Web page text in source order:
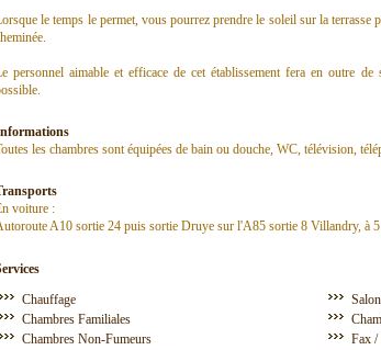
le temps le permet, vous pourrez prendre le soleil sur la
personnel aimable et efficace de cet établissement fera en outre
les chambres sont équipées de bain ou douche, WC, télévision,
voiture :
A10 sortie 24 puis sortie Druye sur l'A85 sortie 8 Villandry, à
Chauffage
Chambres Familiales
Chambres Non-Fumeurs
Fax /